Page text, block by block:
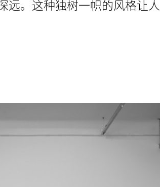
远。这种独树一帜的风格让人